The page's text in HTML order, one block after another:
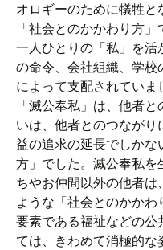
オロギーのために犠牲と
「社会とのかかわり方
一人ひとりの「私」を活
の命令、会社組織、学
によって支配されていま
「滅公奉私」は、他者
いは、他者とのつなが
益の追求の延長でしかな
方」でした。滅公奉私
ちやお仲間以外の他者
ような「社会とのかか
要素である福祉などの公
ては、きわめて消極的な